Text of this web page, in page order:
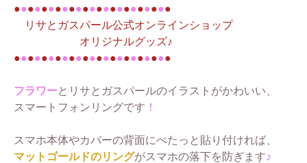
●●●●●●●●●●●●●●●●●●●●●●●
リサとガスパール公式オンラインショップ
オリジナルグッズ♪
●●●●●●●●●●●●●●●●●●●●●●●
フラワーとリサとガスパールのイラストがかわいい、
スマートフォンリングです ！
スマホ本体やカバーの背面にぺたっと貼り付ければ、
マットゴールドのリングがスマホの落下を防ぎます♪